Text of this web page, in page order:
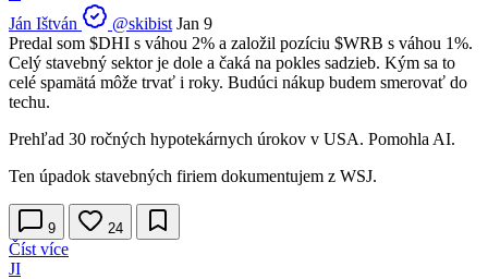
Ján Ištván
@skibist Jan 9
Predal som $DHI s váhou 2% a založil pozíciu $WRB s váhou 1%.
Celý stavebný sektor je dole a čaká na pokles sadzieb. Kým sa to
celé spamätá môže trvať i roky. Budúci nákup budem smerovať do
techu.
Prehľad 30 ročných hypotekárnych úrokov v USA. Pomohla AI.
Ten úpadok stavebných firiem dokumentujem z WSJ.
9 24
Číst více
JI